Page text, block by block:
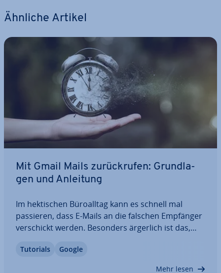
Ähnliche Artikel
Mit Gmail Mails zu­rück­ru­fen: Grund­la­
gen und Anleitung
Im hek­ti­schen Bü­ro­all­tag kann es schnell mal
passieren, dass E-Mails an die falschen Empfänger
ver­schickt werden. Besonders ärgerlich ist das,
Gmail können E-Mails zu­rück­ge­holt werden, sollte
Tutorials Google
Mehr lesen